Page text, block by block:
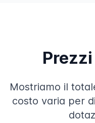
Mostriamo il
costo varia per